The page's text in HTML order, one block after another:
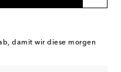
damit wir diese morgen